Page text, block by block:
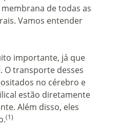
de todas as
Vamos entender
importante, já que
O transporte desses
no cérebro e
estão diretamente
Além disso, eles
(1)